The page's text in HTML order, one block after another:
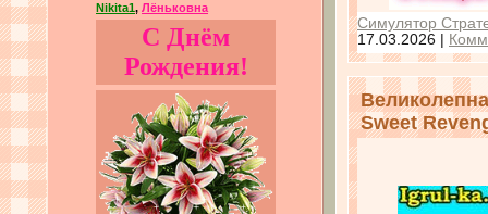
Nikita1, Лёньковна
С Днём
Рождения!
Симулятор
17.03.2026
Sweet